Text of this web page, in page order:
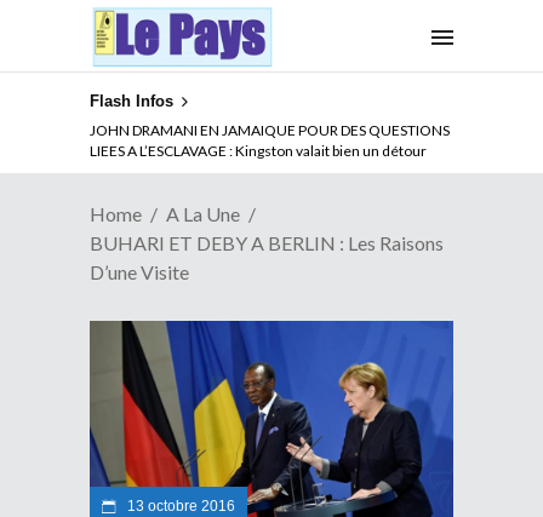
Flash Infos
ABSENCE PROLONGEE DE PAUL BIYA DU CAMEROUN :
Qui pilote le Cameroun ?
Home
A La Une
BUHARI ET DEBY A BERLIN : Les Raisons
D’une Visite
13 octobre 2016